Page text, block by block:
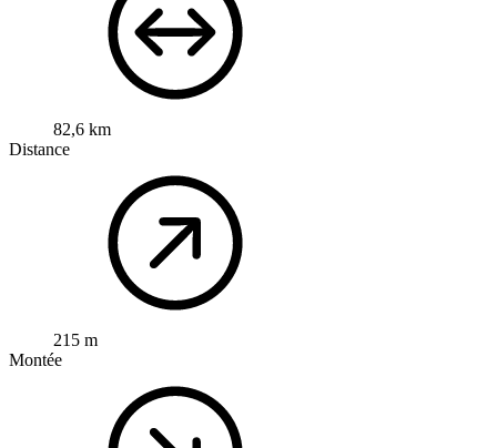
82,6 km
Distance
215 m
Montée